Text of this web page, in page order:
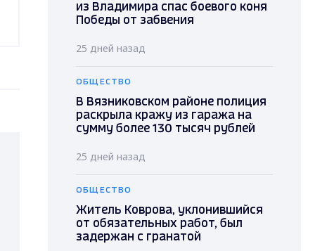
из Владимира спас боевого коня
Победы от забвения
25 дней назад
ОБЩЕСТВО
В Вязниковском районе полиция
раскрыла кражу из гаража на
сумму более 130 тысяч рублей
25 дней назад
ОБЩЕСТВО
Житель Коврова, уклонившийся
от обязательных работ, был
задержан с гранатой